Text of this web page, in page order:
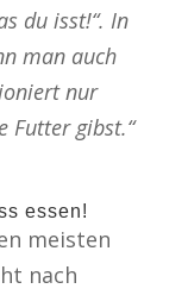
du isst!“. In
man auch
nur
Futter gibst.“
essen!
meisten
nach